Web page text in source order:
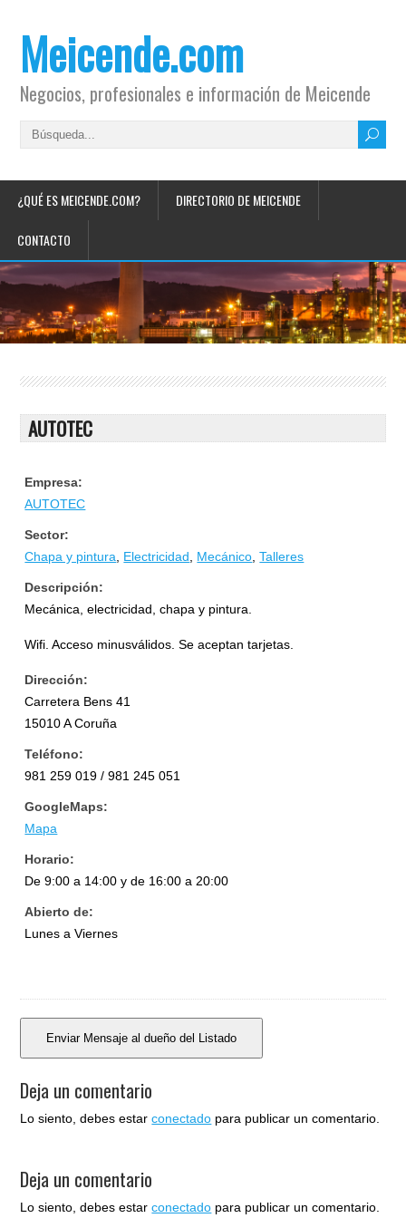
Meicende.com
Negocios, profesionales e información de Meicende
¿QUÉ ES MEICENDE.COM? DIRECTORIO DE MEICENDE
CONTACTO
AUTOTEC
Empresa:
AUTOTEC
Sector:
Chapa y pintura
Electricidad Mecánico ,Talleres
Descripción:
Mecánica, electricidad, chapa y pintura.
Wifi. Acceso minusválidos. Se aceptan tarjetas.
Dirección:
Carretera Bens 41
15010 A Coruña
Teléfono:
981 259 019 / 981 245 051
GoogleMaps:
Mapa
Horario:
De 9:00 a 14:00 y de 16:00 a 20:00
Abierto de:
Lunes a Viernes
Deja un comentario
Lo siento, debes estarconectado para publicar un comentario.
Deja un comentario
Lo siento, debes estarconectado para publicar un comentario.